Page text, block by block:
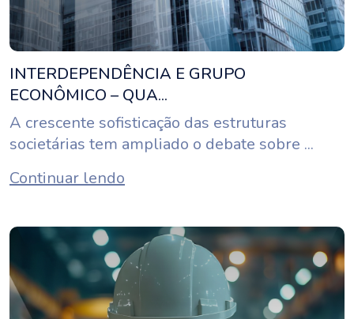
INTERDEPENDÊNCIA E GRUPO
ECONÔMICO – QUA...
A crescente sofisticação das estruturas
societárias tem ampliado o debate sobre ...
Continuar lendo